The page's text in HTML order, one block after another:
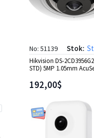
No: 51139 Stok:
Hikvision DS-
STD) 5MP 1.05mm
192,00$